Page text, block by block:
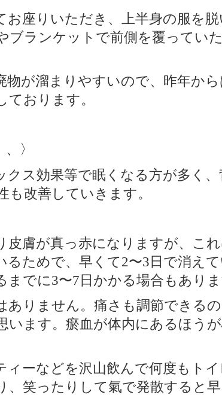
お座りいただき、上半身の服を
ブランケットで前側を覆ってい
物が溜まりやすいので、昨年か
ております。
〉
クス効果等で眠くなる方が多く、
改善していきます。
皮膚が真っ赤になりますが、こ
るためで、早くて2〜3日で消えて
までに 3〜7日かかる場合もありま
りません。痛さも調節できるの
います。瘀血が体内にあるほう
ィーなどを沢山飲んで何度もト
、笑ったりして氣で発散すると